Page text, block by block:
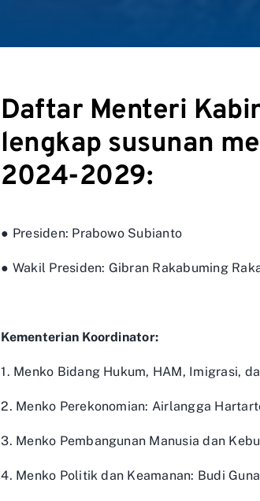
Daftar Menteri
lengkap susunan
2024-2029:
● Presiden: Prabowo Subianto
● Wakil Presiden: Gibran Rakabuming
Kementerian Koordinator:
1. Menko Bidang Hukum, HAM, Imigrasi,
2. Menko Perekonomian: Airlangga
3. Menko Pembangunan Manusia dan
4. Menko Politik dan Keamanan: Budi